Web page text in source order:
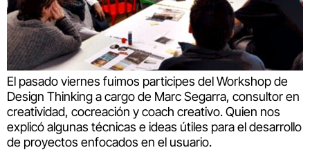
El pasado viernes fuimos participes del Workshop de
Design Thinking a cargo de Marc Segarra, consultor en
creatividad, cocreación y coach creativo. Quien nos
explicó algunas técnicas e ideas útiles para el desarrollo
de proyectos enfocados en el usuario.